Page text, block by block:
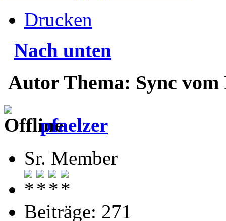
Drucken
Nach unten
Autor Thema: Sync
pfaelzer
Sr. Member
Beiträge: 271